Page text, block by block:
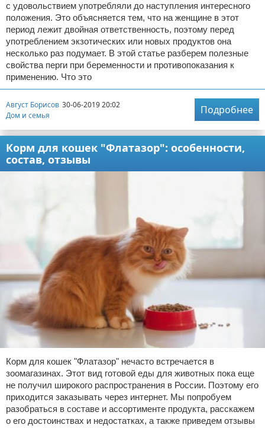
с удовольствием употребляли до наступления интересного
положения. Это объясняется тем, что на женщине в этот
период лежит двойная ответственность, поэтому перед
употреблением экзотических или новых продуктов она
несколько раз подумает. В этой статье разберем полезные
свойства перги при беременности и противопоказания к
применению. Что это
Август Борисов 30-06-2019 20:02
Дом и семья
Подробнее
Корм для кошек "Флатазор": особенности,
состав, отзывы
Корм для кошек "Флатазор" нечасто встречается в
зоомагазинах. Этот вид готовой еды для животных пока еще
не получил широкого распространения в России. Поэтому его
приходится заказывать через интернет. Мы попробуем
разобраться в составе и ассортименте продукта, расскажем
о его достоинствах и недостатках, а также приведем отзывы